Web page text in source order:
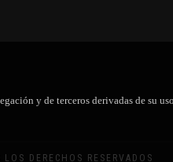
y de terceros derivadas de su
DERECHOS RESERVADOS